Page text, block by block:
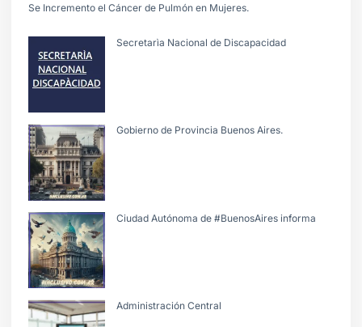
Se Incremento el Cáncer de Pulmón en Mujeres.
Secretarìa Nacional de Discapacidad
Gobierno de Provincia Buenos Aires.
Ciudad Autónoma de #BuenosAires informa
Administración Central